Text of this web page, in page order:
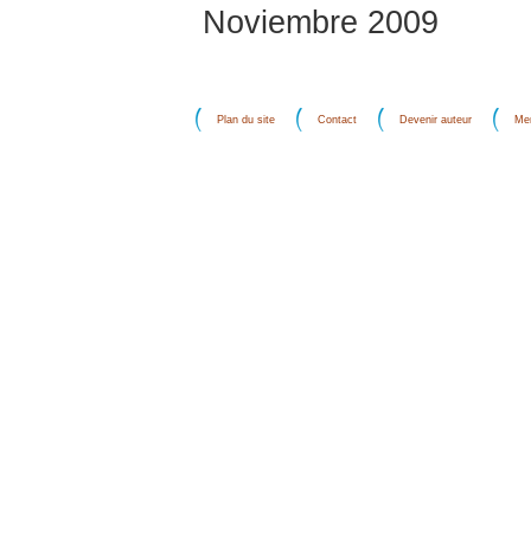
Noviembre 2009
Plan du site Contact Devenir auteur